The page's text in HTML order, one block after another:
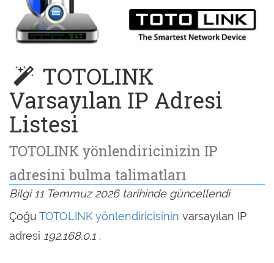
TOTOLINK
Varsayılan IP Adresi
Listesi
TOTOLINK yönlendiricinizin IP
adresini bulma talimatları
Bilgi 11 Temmuz 2026 tarihinde güncellendi
Çoğu TOTOLINK yönlendiricisinin varsayılan IP
adresi 192.168.0.1 .